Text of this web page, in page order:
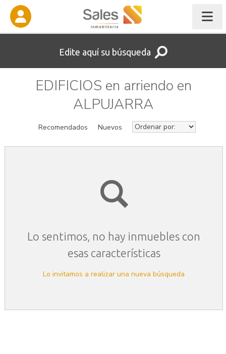
Edite aquí su búsqueda
EDIFICIOS en arriendo en
ALPUJARRA
Recomendados Nuevos
Lo sentimos, no hay inmuebles con
esas características
Lo invitamos a realizar una nueva búsqueda